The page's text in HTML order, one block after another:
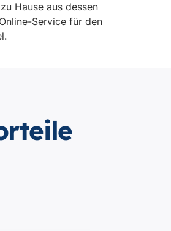
Hause aus dessen
Service für den